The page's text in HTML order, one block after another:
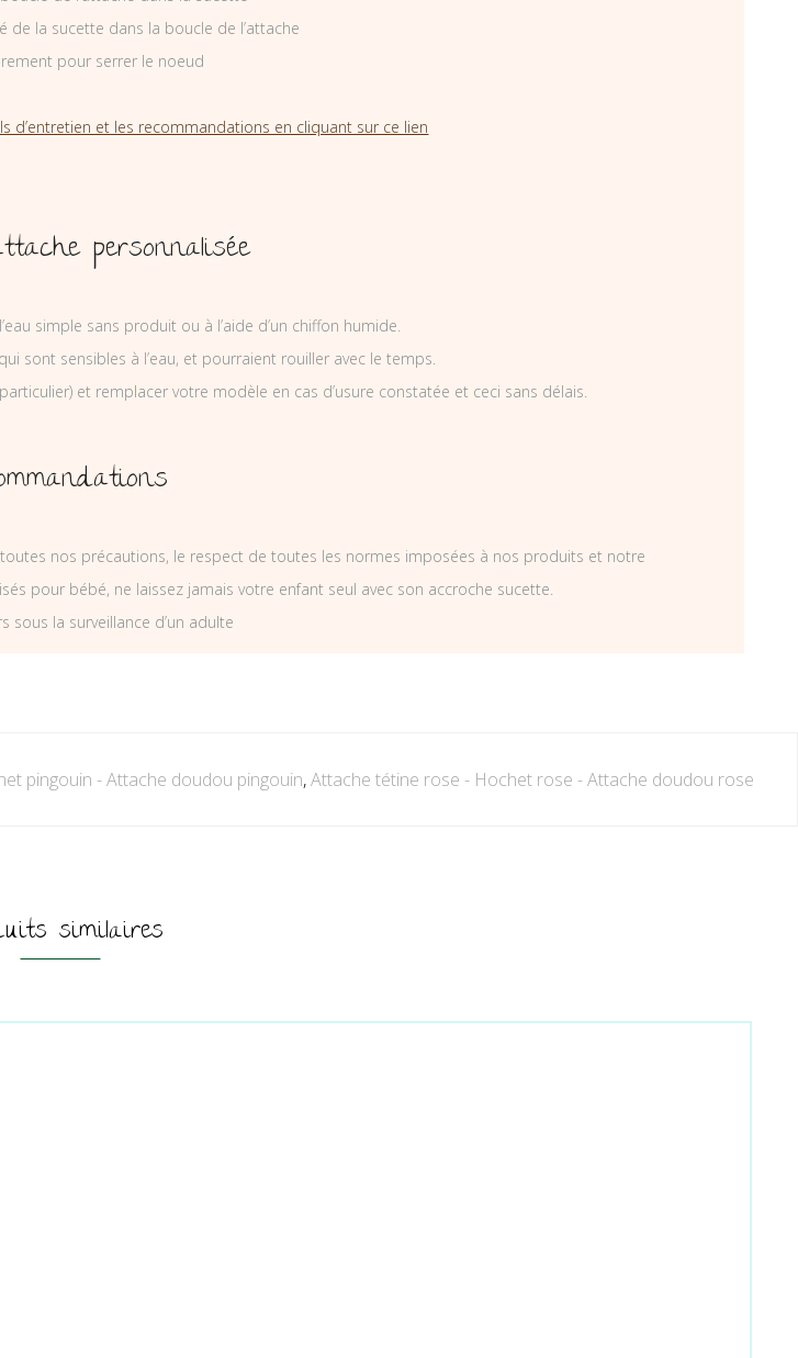
de la sucette dans la boucle de l’attache
pour serrer le noeud
d’entretien et les recommandations en cliquant sur ce lien
personnalisée
simple sans produit ou à l’aide d’un chiffon humide.
sont sensibles à l’eau, et pourraient rouiller avec le temps.
et remplacer votre modèle en cas d’usure constatée et ceci sans délais.
nos précautions, le respect de toutes les normes imposées à nos produits et notre
pour bébé, ne laissez jamais votre enfant seul avec son accroche sucette.
sous la surveillance d’un adulte
pingouin - Attache doudou pingouin,Attache tétine rose - Hochet rose - Attache doudou rose
similaires